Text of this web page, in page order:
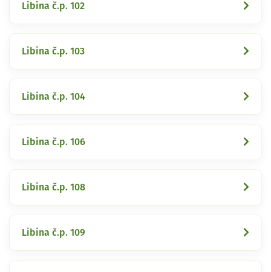
Libina č.p. 102
Libina č.p. 103
Libina č.p. 104
Libina č.p. 106
Libina č.p. 108
Libina č.p. 109